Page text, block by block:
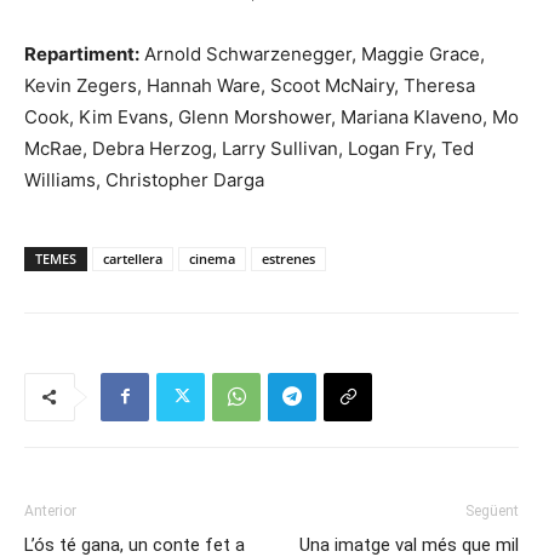
Repartiment: Arnold Schwarzenegger, Maggie Grace,
Kevin Zegers, Hannah Ware, Scoot McNairy, Theresa
Cook, Kim Evans, Glenn Morshower, Mariana Klaveno, Mo
McRae, Debra Herzog, Larry Sullivan, Logan Fry, Ted
Williams, Christopher Darga
TEMES cartellera cinema estrenes
Anterior
L’ós té gana, un conte fet a
Següent
Una imatge val més que mil